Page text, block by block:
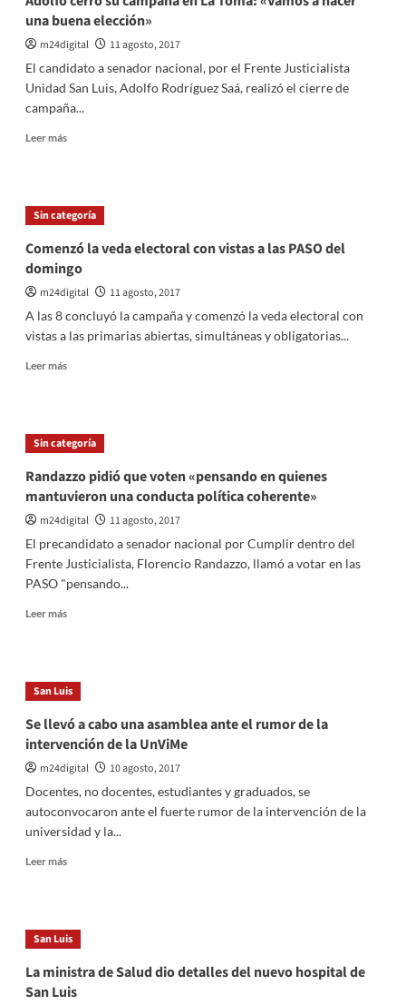
unidad
ciudadana
puede
un
límite
para
gobierno»
una buena elección»
m24digital
11 agosto, 2017
El candidato a senador nacional, por el Frente Justicialista
Unidad San Luis, Adolfo Rodríguez Saá, realizó el cierre de
campaña...
Leer másLeer
cerró
su
en
La
Toma:
a
hacer
Sin categoría
Comenzó la veda electoral con vistas a las PASO del
domingo
m24digital
11 agosto, 2017
A las 8 concluyó la campaña y comenzó la veda electoral con
vistas a las primarias abiertas, simultáneas y obligatorias...
Leer másLeer
la
veda
con
vistas
a
PASO
del
domingo
Sin categoría
Randazzo pidió que voten «pensando en quienes
mantuvieron una conducta política coherente»
m24digital
11 agosto, 2017
El precandidato a senador nacional por Cumplir dentro del
Frente Justicialista, Florencio Randazzo, llamó a votar en las
PASO "pensando...
Leer másLeer
pidió
que
«pensando
en
quienes
una
conducta
política
San Luis
Se llevó a cabo una asamblea ante el rumor de la
intervención de la UnViMe
m24digital
10 agosto, 2017
Docentes, no docentes, estudiantes y graduados, se
autoconvocaron ante el fuerte rumor de la intervención de la
universidad y la...
Leer másLeer
llevó
a
una
asamblea
San Luis
La ministra de Salud dio detalles del nuevo hospital de
San Luis